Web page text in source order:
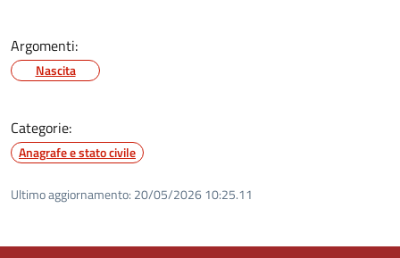
Argomenti:
Nascita
Categorie:
Anagrafe e stato civile
Ultimo aggiornamento: 20/05/2026 10:25.11